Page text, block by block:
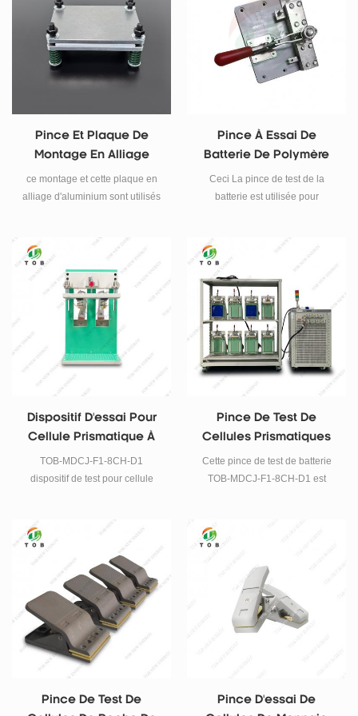
dispositif intègre un contrôle
précis de la température
(chauffage/refroidissement) et
une application de pression
uniforme.
Pince Et Plaque De
Montage En Alliage
D'aluminium Pour Test
De Cycle Sous Pression
ce montage et cette plaque en
alliage d'aluminium sont utilisés
ion et des batteries lithium-
soufre.
Pince À Essai De
Batterie De Polymère
De Lithium-Ion Pour
Testeur De Batterie Test
Ceci La pince de test de la
batterie est utilisée pour
Dispositif D'essai Pour
Cellule Prismatique À
Fort Courant 5V300A
TOB-MDCJ-F1-8CH-D1
dispositif de test pour cellule
d'une structure réglable pour
différentes tailles de cellules
prismatiques. Bornes M6, câbles
adaptateurs et surface de
contact de la sonde ≥16mm².
Idéal pour la R&D sur les
batteries, la formation et le
classement.
Pince De Test De
Cellules Prismatiques
Cette pince de test de batterie
TOB-MDCJ-F1-8CH-D1 est
Pince De Test De
Pince D'essai De